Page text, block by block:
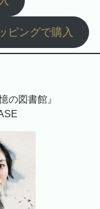
ピングで購入
の図書館』